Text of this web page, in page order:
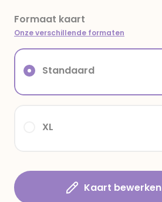
Formaat kaart
Onze verschillende formaten
XL
Standaard
Kaart bewerken